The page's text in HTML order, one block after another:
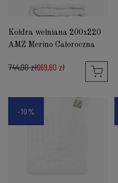
Kołdra wełniana 200x220
AMZ Merino Całoroczna
744,00 zł669,60 zł
-10%